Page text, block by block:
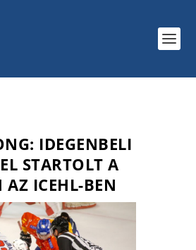
IDEGENBELI
STARTOLT A
AZ ICEHL-BEN